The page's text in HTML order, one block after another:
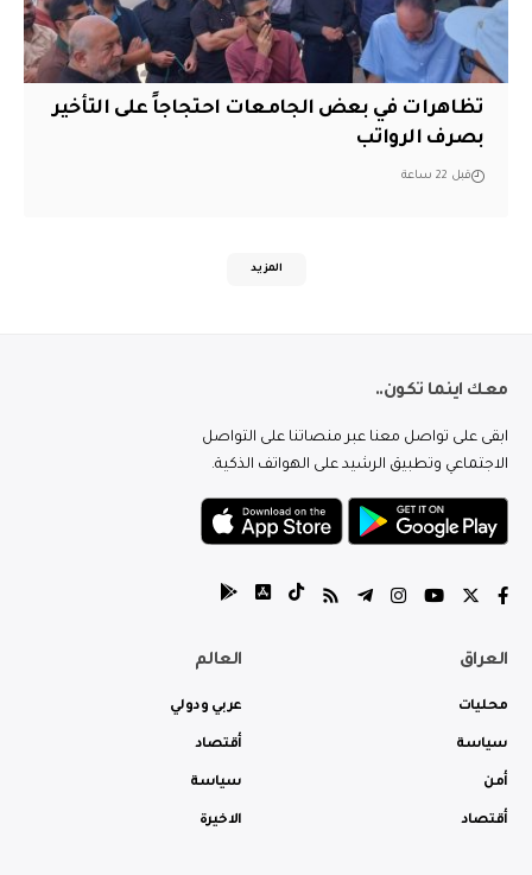
تظاهرات في بعض الجامعات احتجاجاً على التأخير
بصرف الرواتب
قبل 22 ساعة
المزيد
معك اينما تكون..
ابقى على تواصل معنا عبر منصاتنا على التواصل
الاجتماعي وتطبيق الرشيد على الهواتف الذكية.
العراق
محليات
سياسة
أمن
أقتصاد
العالم
عربي ودولي
أقتصاد
سياسة
الاخيرة